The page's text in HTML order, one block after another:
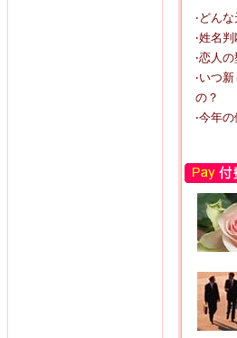
‧どん
‧姓名
‧恋人の
‧いつ
の？
‧今年